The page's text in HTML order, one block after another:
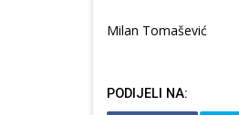
Milan Tomašević
PODIJELI NA: